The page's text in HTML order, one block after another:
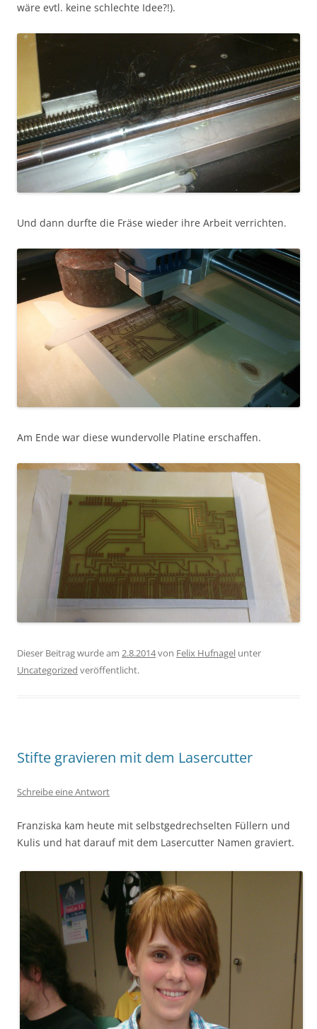
wäre evtl. keine schlechte Idee?!).
Und dann durfte die Fräse wieder ihre Arbeit verrichten.
Am Ende war diese wundervolle Platine erschaffen.
Dieser Beitrag wurde am 2.8.2014von Felix Hufnagel unter
Uncategorized veröffentlicht.
Stifte gravieren mit dem Lasercutter
Schreibe eine Antwort
Franziska kam heute mit selbstgedrechselten Füllern und
Kulis und hat darauf mit dem Lasercutter Namen graviert.